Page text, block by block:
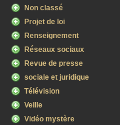
Non classé
Projet de loi
Renseignement
Réseaux sociaux
Revue de presse
sociale et juridique
Télévision
Veille
Vidéo mystère